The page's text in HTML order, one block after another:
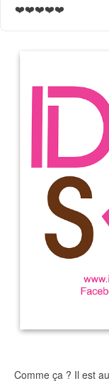
❤️❤️❤️❤️❤️
Comme ça ? Il est